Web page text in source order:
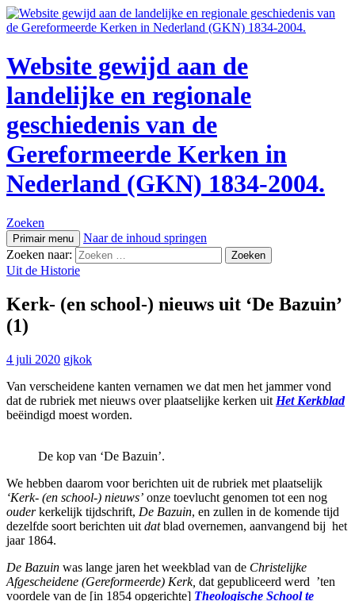
Website gewijd aan de
landelijke en regionale
geschiedenis van de
Gereformeerde Kerken in
Nederland (GKN) 1834-2004.
Zoeken
Primair menu
Naar de inhoud springen
Zoeken naar:
Uit de Historie
Kerk- (en school-) nieuws uit ‘De Bazuin’
(1)
4 juli 2020 gjkok
Van verscheidene kanten vernamen we dat men het jammer vond
dat de rubriek met nieuws over plaatselijke kerken uit Het Kerkblad
beëindigd moest worden.
De kop van ‘De Bazuin’.
We hebben daarom voor berichten uit de rubriek met plaatselijk
‘Kerk- (en school-) nieuws’ onze toevlucht genomen tot een nog
ouderkerkelijk tijdschrift, De Bazuin, en zullen in de komende tijd
dezelfde soort berichten uit datblad overnemen, aanvangend bij het
jaar 1864.
De Bazuin was lange jaren het weekblad van de Christelijke
Afgescheidene (Gereformeerde) Kerk, dat gepubliceerd werd ’ten
voordele van de [in 1854 opgerichte] Theologische School te